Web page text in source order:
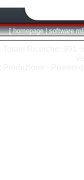
[ homepage | software